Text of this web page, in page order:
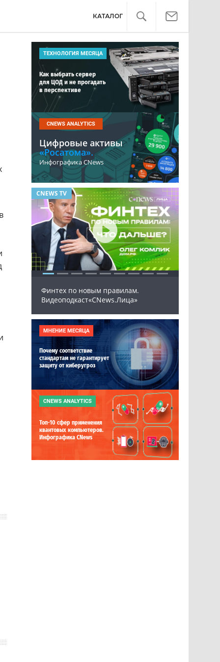
КАТАЛОГ
ТЕХНОЛОГИЯ МЕСЯЦА
Как выбрать сервер
для ЦОД и не прогадать
в перспективе
CNEWS ANALYTICS
Цифровые активы
«Росатома».
Инфографика CNews
CNEWS TV
Финтех по новым правилам.
Видеоподкаст«CNews.Лица»
МНЕНИЕ МЕСЯЦА
Почему соответствие
стандартам не гарантирует
защиту от киберугроз
CNEWS ANALYTICS
Топ-10 сфер применения
квантовых компьютеров.
Инфографика CNews